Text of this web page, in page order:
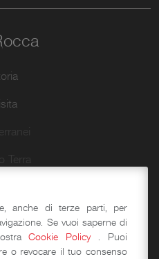
Terra
e Torri
anche di terze parti, per
Se vuoi saperne di
Cookie Policy . Puoi
o revocare il tuo consenso